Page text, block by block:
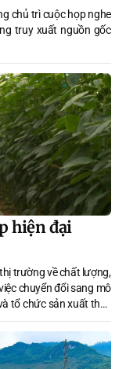
chủ trì cuộc họp nghe
truy xuất nguồn gốc
hiện đại
trường về chất lượng,
chuyển đổi sang mô
tổ chức sản xuất theo
định hướng.